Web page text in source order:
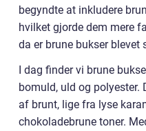
begyndte at inkludere
hvilket gjorde dem mere
da er brune bukser
I dag finder vi brune
bomuld, uld og polyester.
af brunt, lige fra lyse
chokoladebrune toner.